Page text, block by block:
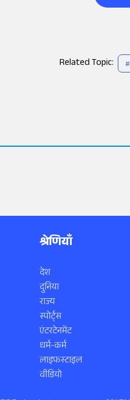
Related Topic: #
श्रेणियाँ
देश
दुनिया
राज्य
स्पोर्ट्स
एंटरटेनमेंट
धर्म-कर्म
लाइफस्टाइल
वीडियो